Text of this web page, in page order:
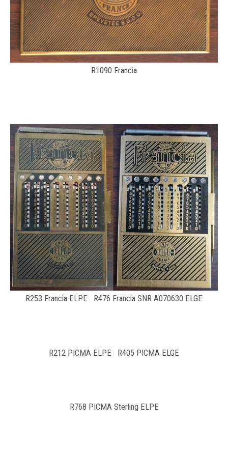
R1090 Francia
R253 Francia ELPE R476 Francia SNR A070630 ELGE
R212 PICMA ELPE R405 PICMA ELGE
R768 PICMA Sterling ELPE